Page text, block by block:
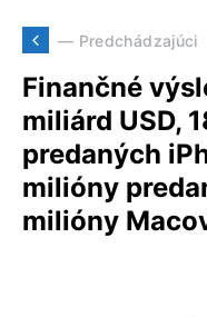
— Predchádzajúci
Finančné
miliárd USD,
predaných
milióny
milióny